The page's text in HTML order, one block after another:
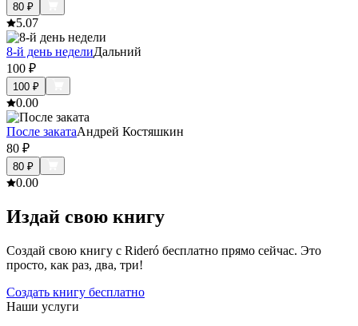
80 ₽
5.07
8-й день неделиДальний
100 ₽
100 ₽
0.00
После закатаАндрей Костяшкин
80 ₽
80 ₽
0.00
Издай свою книгу
Создай свою книгу с Rideró бесплатно прямо сейчас. Это
просто, как раз, два, три!
Создать книгу бесплатно
Наши услуги